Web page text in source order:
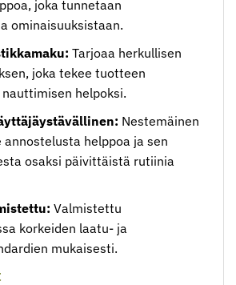
joka tunnetaan
ominaisuuksistaan.
Tarjoaa herkullisen
joka tekee tuotteen
helpoksi.
Nestemäinen
annostelusta helppoa ja sen
osaksi päivittäistä rutiinia
Valmistettu
korkeiden laatu- ja
mukaisesti.